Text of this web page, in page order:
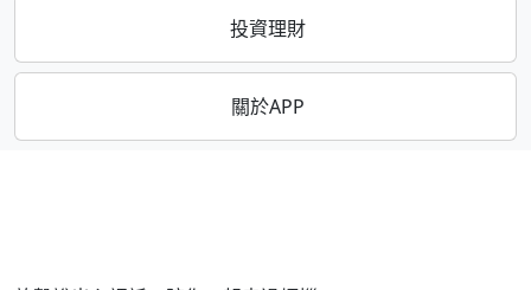
投資理財
關於APP